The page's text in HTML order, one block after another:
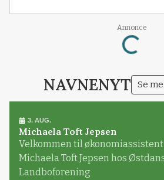
Annonce
Loading...
NAVNENYT Se
3. AUG.
Michaela Toft Jepsen
Velkommen til
Michaela Toft Jepsen hos
Landboforening